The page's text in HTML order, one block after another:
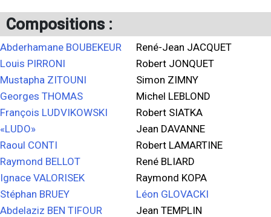
Compositions :
Abderhamane BOUBEKEUR
Louis PIRRONI
Mustapha ZITOUNI
Georges THOMAS
François LUDVIKOWSKI
«LUDO»
Raoul CONTI
Raymond BELLOT
Ignace VALORISEK
Stéphan BRUEY
Abdelaziz BEN TIFOUR
René-Jean JACQUET
Robert JONQUET
Simon ZIMNY
Michel LEBLOND
Robert SIATKA
Jean DAVANNE
Robert LAMARTINE
René BLIARD
Raymond KOPA
Léon GLOVACKI
Jean TEMPLIN